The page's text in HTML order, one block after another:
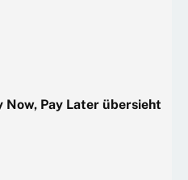
Now, Pay Later übersieht